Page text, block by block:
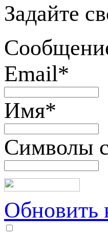
Задайте
Email*
Имя*
Символы
Обновить